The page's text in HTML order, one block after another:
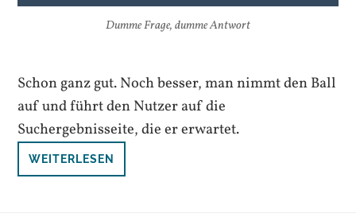
Dumme Frage, dumme Antwort
Schon ganz gut. Noch besser, man nimmt den Ball
auf und führt den Nutzer auf die
Suchergebnisseite, die er erwartet.
WEITERLESEN